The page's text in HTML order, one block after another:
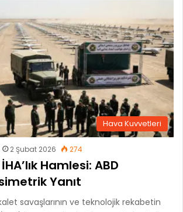
Hava Kuvvetleri
2 Şubat 2026 274
Hamlesi: ABD
Yanıt
savaşlarının ve teknolojik rekabetin